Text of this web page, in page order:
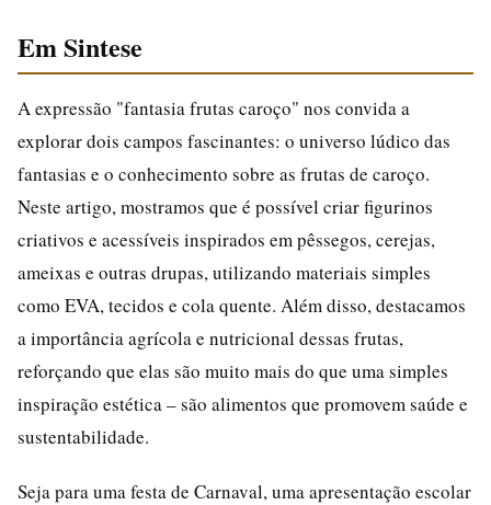
Em Sintese
A expressão "fantasia frutas caroço" nos convida a
explorar dois campos fascinantes: o universo lúdico das
fantasias e o conhecimento sobre as frutas de caroço.
Neste artigo, mostramos que é possível criar figurinos
criativos e acessíveis inspirados em pêssegos, cerejas,
ameixas e outras drupas, utilizando materiais simples
como EVA, tecidos e cola quente. Além disso, destacamos
a importância agrícola e nutricional dessas frutas,
reforçando que elas são muito mais do que uma simples
inspiração estética – são alimentos que promovem saúde e
sustentabilidade.
Seja para uma festa de Carnaval, uma apresentação escolar